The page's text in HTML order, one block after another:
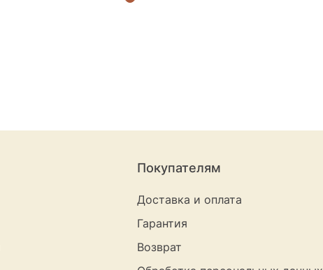
Покупателям
Доставка и оплата
Гарантия
Возврат